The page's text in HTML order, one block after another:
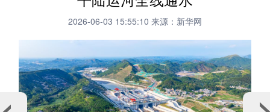
新华社记者 专题直播
新华网导航
2026-06-03 15:55:10 来源：新华网